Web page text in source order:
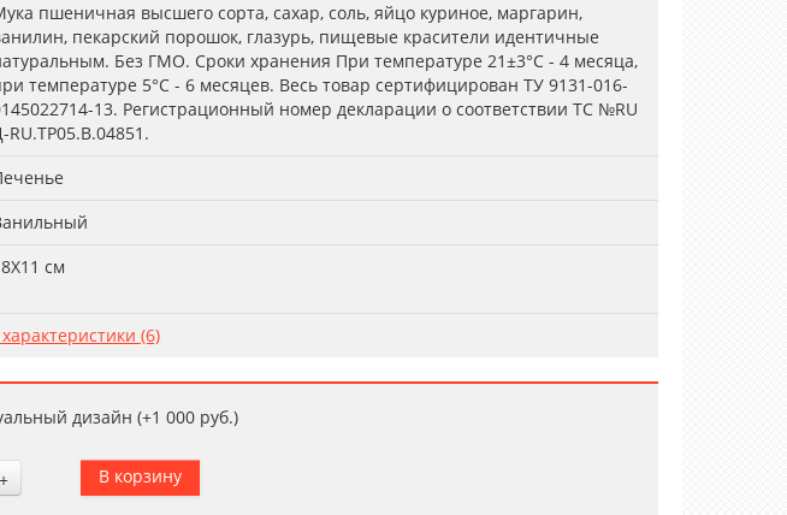
пшеничная высшего сорта, сахар, соль, яйцо куриное, маргарин,
пекарский порошок, глазурь, пищевые красители идентичные
Без ГМО. Сроки хранения При температуре 21±3°С - 4 месяца,
температуре 5°С - 6 месяцев. Весь товар сертифицирован ТУ 9131-016-
13. Регистрационный номер декларации о соответствии ТС №RU
RU.TP05.B.04851.
см
(6)
дизайн (+1 000 руб.)
+